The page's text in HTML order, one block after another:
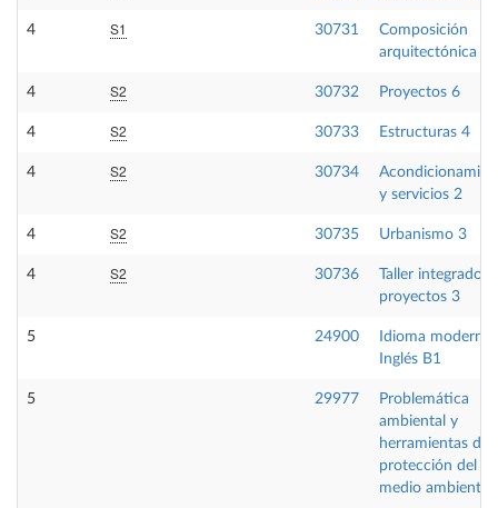
4 S1 30731
Composición
arquitectónica 4
4 S2 30732 Proyectos 6
4 S2 30733 Estructuras 4
4 S2 30734
y servicios 2
4 S2 30735 Urbanismo 3
4 S2 30736
Taller integrado
proyectos 3
5 24900
Idioma moderno
Inglés B1
5 29977
Problemática
ambiental y
herramientas de
protección del
medio ambiente